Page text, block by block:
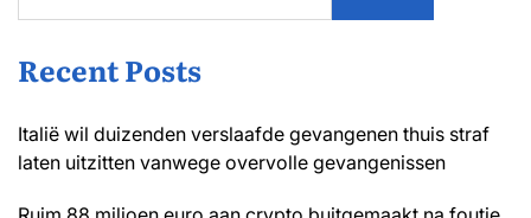
Recent Posts
Italië wil duizenden verslaafde gevangenen thuis straf
laten uitzitten vanwege overvolle gevangenissen